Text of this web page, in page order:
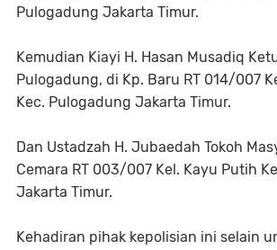
Pulogadung Jakarta Timur.
Kemudian Kiayi H. Hasan Musadiq
Pulogadung, di Kp. Baru RT 014/007
Kec. Pulogadung Jakarta Timur.
Dan Ustadzah H. Jubaedah Tokoh
Cemara RT 003/007 Kel. Kayu Putih
Jakarta Timur.
Kehadiran pihak kepolisian ini selain